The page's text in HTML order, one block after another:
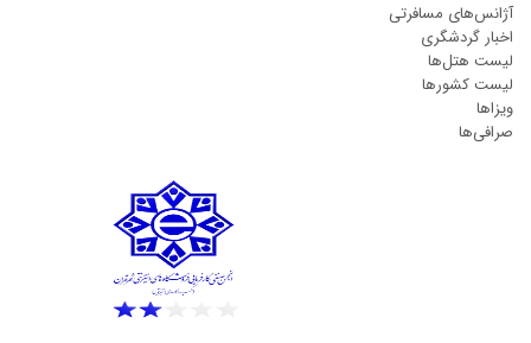
آژانس‌های مسافرتی
اخبار گردشگری
لیست هتل‌ها
لیست کشورها
ویزاها
صرافی‌ها